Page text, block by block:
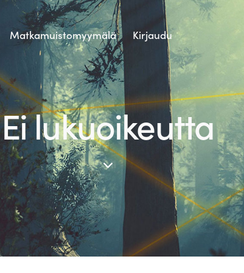
Matkamuistomyymälä Kirjaudu
Ei lukuoikeutta